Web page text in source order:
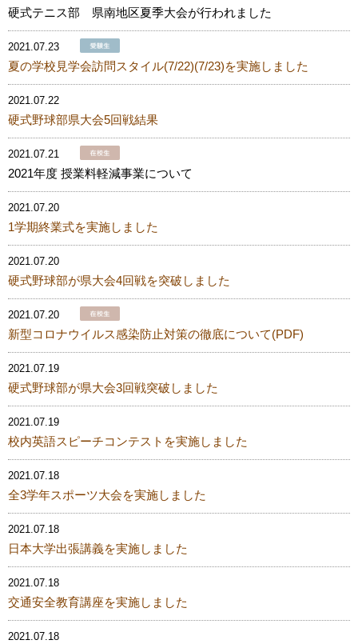
硬式テニス部 県南地区夏季大会が行われました
2021.07.23
夏の学校見学会訪問スタイル(7/22)(7/23)を実施しました
2021.07.22
硬式野球部県大会5回戦結果
2021.07.21
2021年度 授業料軽減事業について
2021.07.20
1学期終業式を実施しました
2021.07.20
硬式野球部が県大会4回戦を突破しました
2021.07.20
新型コロナウイルス感染防止対策の徹底について(PDF)
2021.07.19
硬式野球部が県大会3回戦突破しました
2021.07.19
校内英語スピーチコンテストを実施しました
2021.07.18
全3学年スポーツ大会を実施しました
2021.07.18
日本大学出張講義を実施しました
2021.07.18
交通安全教育講座を実施しました
2021.07.18